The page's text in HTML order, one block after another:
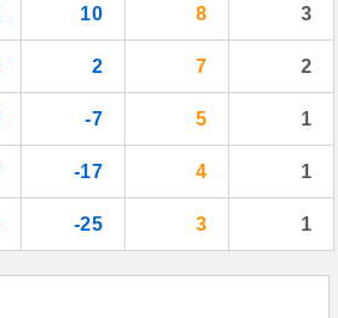
10 8 3
2 7 2
-7 5 1
-17 4 1
-25 3 1